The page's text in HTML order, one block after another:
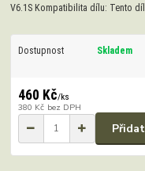
V6.1S Kompatibilita dílu: Tento
Dostupnost Skladem
460 Kč/ks
380 Kč bez DPH